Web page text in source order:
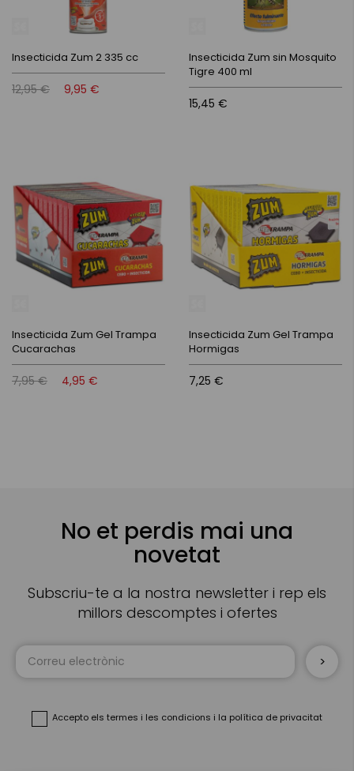
Insecticida Zum 2 335 cc
12,95 € 9,95 €
Insecticida Zum sin Mosquito
Tigre 400 ml
15,45 €
Insecticida Zum Gel Trampa
Cucarachas
7,95 € 4,95 €
Insecticida Zum Gel Trampa
Hormigas
7,25 €
No et perdis mai una
novetat
Subscriu-te a la nostra newsletter i rep els
millors descomptes i ofertes
Accepto els termes i les condicions i la política de privacitat